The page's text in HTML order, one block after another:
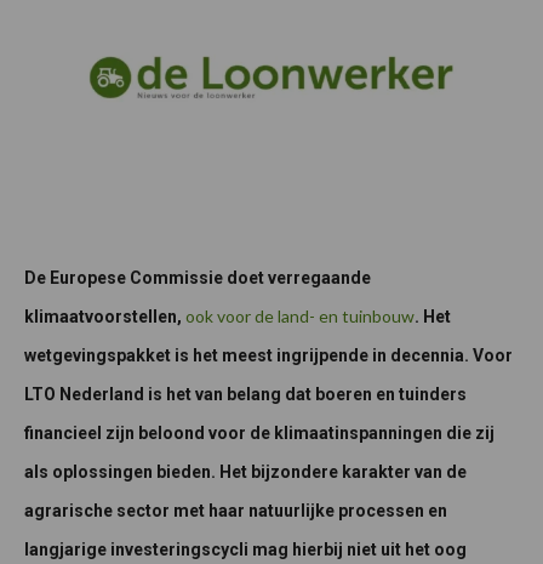
De Europese Commissie doet verregaande
klimaatvoorstellen, ook voor de land- en tuinbouw. Het
wetgevingspakket is het meest ingrijpende in decennia. Voor
LTO Nederland is het van belang dat boeren en tuinders
financieel zijn beloond voor de klimaatinspanningen die zij
als oplossingen bieden. Het bijzondere karakter van de
agrarische sector met haar natuurlijke processen en
langjarige investeringscycli mag hierbij niet uit het oog